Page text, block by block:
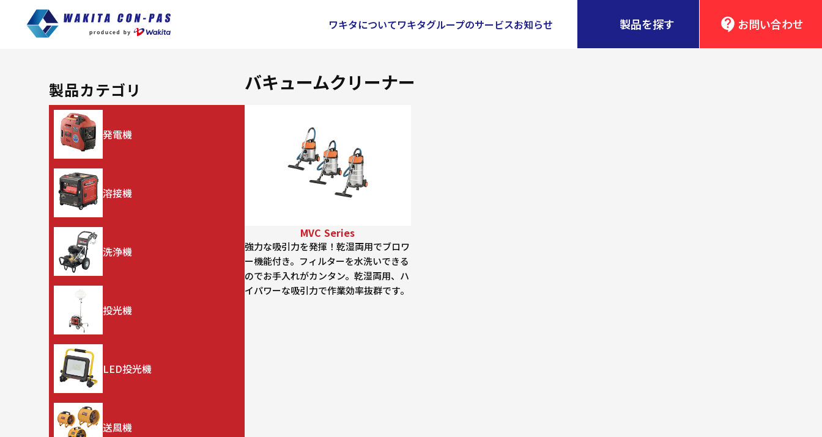
ワキタについてワキタグループのサービスお知らせ 製品を探す お問い合わせ
製品カテゴリ
発電機
溶接機
洗浄機
投光機
LED投光機
送風機
バキュームクリーナー
MVC Series
強力な吸引力を発揮！乾湿両用でブロワ
ー機能付き。フィルターを水洗いできる
のでお手入れがカンタン。乾湿両用、ハ
イパワーな吸引力で作業効率抜群です。